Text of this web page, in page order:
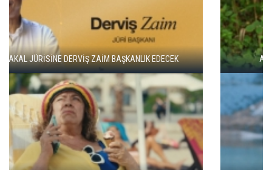
ADANA ALTIN KOZA'DA JÜRİ BAŞKANI ZUHAL OLCAY